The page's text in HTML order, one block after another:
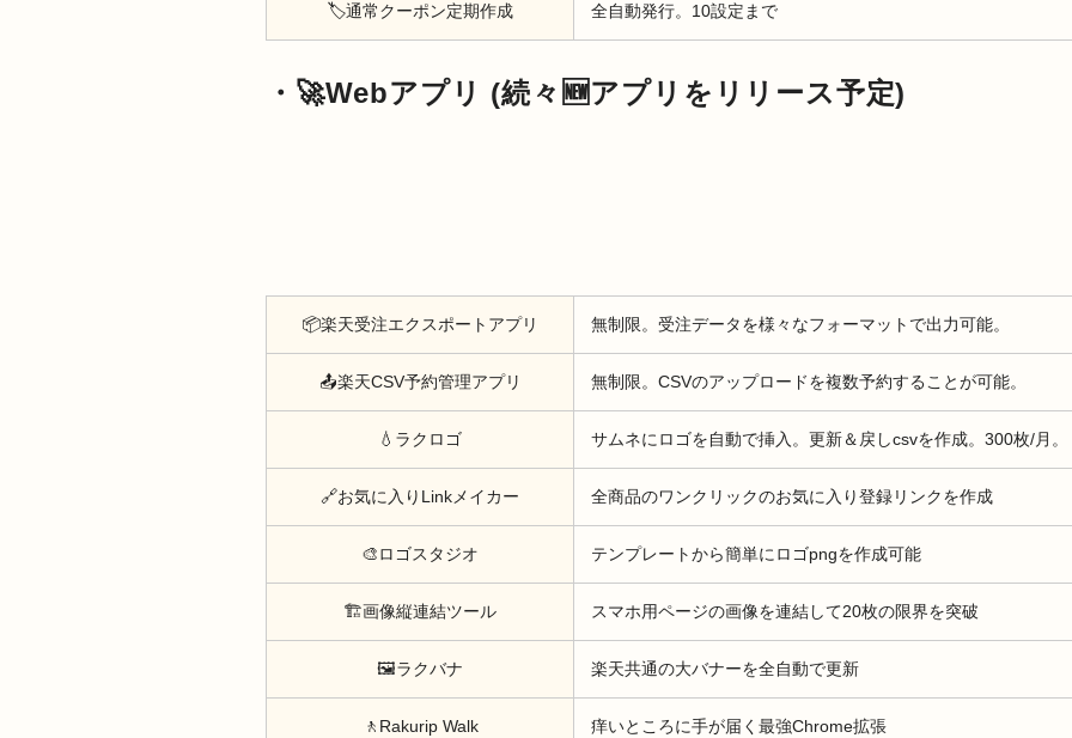
🏷️通常クーポン定期作成 全自動発行。10設定まで
・🚀Webアプリ (続々🆕アプリをリリース予定)
📦楽天受注エクスポートアプリ 無制限。受注データを様々なフォーマットで出力可能。
📤楽天CSV予約管理アプリ 無制限。CSVのアップロードを複数予約することが可能。
💧ラクロゴ サムネにロゴを自動で挿入。更新＆戻しcsvを作成。300枚/月。
🔗お気に入りLinkメイカー 全商品のワンクリックのお気に入り登録リンクを作成
🎨ロゴスタジオ テンプレートから簡単にロゴpngを作成可能
🏗️画像縦連結ツール スマホ用ページの画像を連結して20枚の限界を突破
🖼️ラクバナ 楽天共通の大バナーを全自動で更新
🚶Rakurip Walk 痒いところに手が届く最強Chrome拡張